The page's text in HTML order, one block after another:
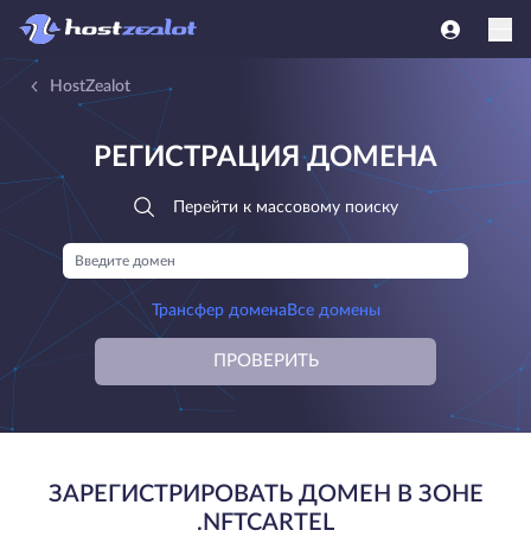
HostZealot
РЕГИСТРАЦИЯ ДОМЕНА
Перейти к массовому поиску
Трансфер домена Все домены
ПРОВЕРИТЬ
ЗАРЕГИСТРИРОВАТЬ ДОМЕН В ЗОНЕ
.NFTCARTEL